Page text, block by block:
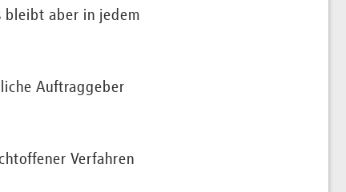
bleibt aber in jedem
Auftraggeber
Verfahren